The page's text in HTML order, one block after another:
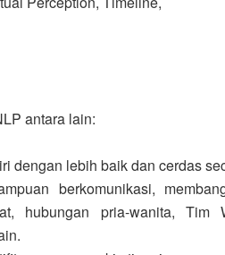
antara lain:
dengan lebih baik dan cerdas
berkomunikasi,
hubungan pria-wanita, Tim